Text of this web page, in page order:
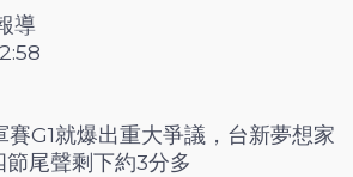
導
G1就爆出重大爭議，台新夢想家
尾聲剩下約3分多